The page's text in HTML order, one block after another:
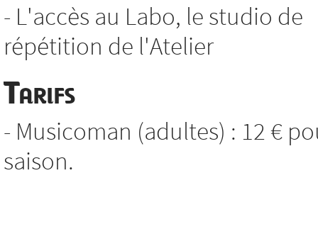
- L'accès au Labo, le studio de
répétition de l'Atelier
Tarifs
- Musicoman (adultes) : 12 €
saison.